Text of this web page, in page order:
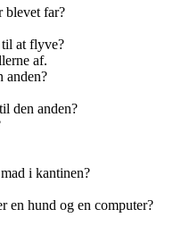
blevet far?
at flyve?
af.
anden?
den anden?
i kantinen?
en hund og en computer?